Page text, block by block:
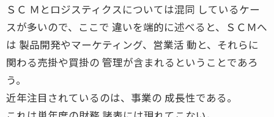
ＳＣ Ｍとロジスティクスについては混同 しているケー
スが多いので、ここで 違いを端的に述べると、ＳＣＭへ
は 製品開発やマーケティング、営業活 動と、それらに
関わる売掛や買掛の 管理が含まれるということであろ
う。
近年注目されているのは、事業の 成長性である。